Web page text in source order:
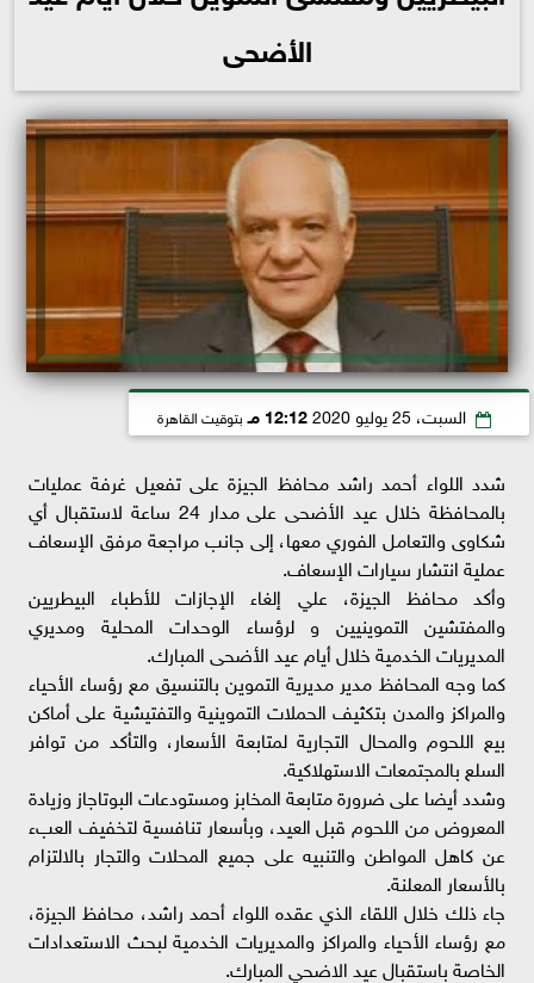
الأضحى
السبت، 25 يوليو 2020 12:12 مـ بتوقيت القاهرة
شدد اللواء أحمد راشد محافظ الجيزة على تفعيل غرفة عمليات
بالمحافظة خلال عيد الأضحى على مدار 24 ساعة لاستقبال أي
شكاوى والتعامل الفوري معها، إلى جانب مراجعة مرفق الإسعاف
عملية انتشار سيارات الإسعاف.
وأكد محافظ الجيزة، علي إلغاء الإجازات للأطباء البيطريين
والمفتشين التموينيين و لرؤساء الوحدات المحلية ومديري
المديريات الخدمية خلال أيام عيد الأضحى المبارك.
كما وجه المحافظ مدير مديرية التموين بالتنسيق مع رؤساء الأحياء
والمراكز والمدن بتكثيف الحملات التموينية والتفتيشية على أماكن
بيع اللحوم والمحال التجارية لمتابعة الأسعار، والتأكد من توافر
السلع بالمجتمعات الاستهلاكية.
وشدد أيضا على ضرورة متابعة المخابز ومستودعات البوتاجاز وزيادة
المعروض من اللحوم قبل العيد، وبأسعار تنافسية لتخفيف العبء
عن كاهل المواطن والتنبيه على جميع المحلات والتجار بالالتزام
بالأسعار المعلنة.
جاء ذلك خلال اللقاء الذي عقده اللواء أحمد راشد، محافظ الجيزة،
مع رؤساء الأحياء والمراكز والمديريات الخدمية لبحث الاستعدادات
الخاصة باستقبال عيد الاضحي المبارك.